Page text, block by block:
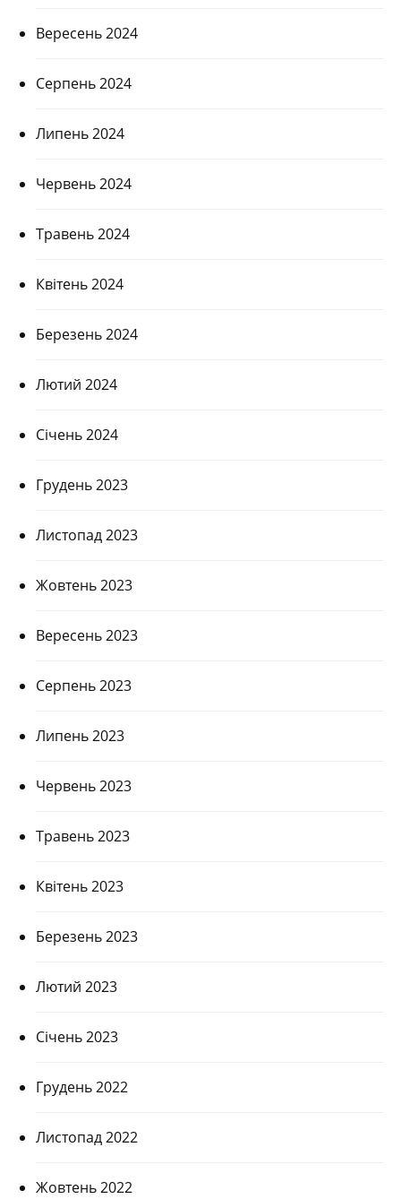
Вересень 2024
Серпень 2024
Липень 2024
Червень 2024
Травень 2024
Квітень 2024
Березень 2024
Лютий 2024
Січень 2024
Грудень 2023
Листопад 2023
Жовтень 2023
Вересень 2023
Серпень 2023
Липень 2023
Червень 2023
Травень 2023
Квітень 2023
Березень 2023
Лютий 2023
Січень 2023
Грудень 2022
Листопад 2022
Жовтень 2022